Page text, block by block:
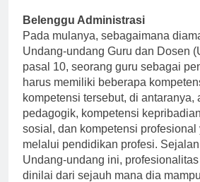
Belenggu Administrasi
Pada mulanya, sebagaimana
Undang-undang Guru dan Dosen
pasal 10, seorang guru sebagai
harus memiliki beberapa
kompetensi tersebut, di antaranya,
pedagogik, kompetensi
sosial, dan kompetensi profesional
melalui pendidikan profesi.
Undang-undang ini,
dinilai dari sejauh mana dia